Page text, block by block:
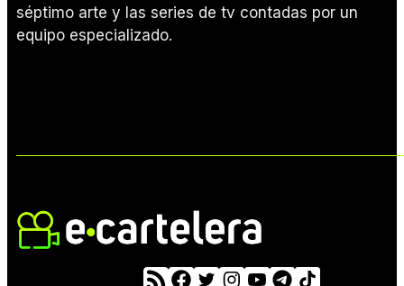
séptimo arte y las series de tv contadas por un
equipo especializado.